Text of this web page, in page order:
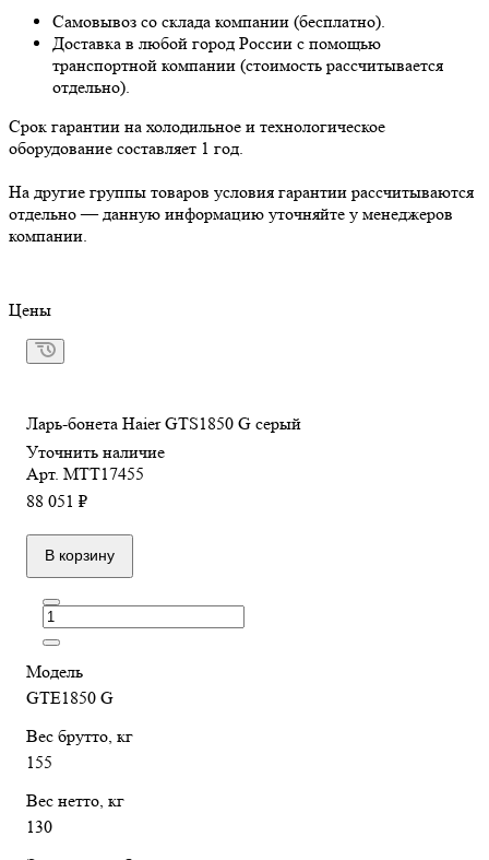
Самовывоз со склада компании (бесплатно).
Доставка в любой город России с помощью
транспортной компании (стоимость рассчитывается
отдельно).
Срок гарантии на холодильное и технологическое
оборудование составляет 1 год.
На другие группы товаров условия гарантии рассчитываются
отдельно — данную информацию уточняйте у менеджеров
компании.
Цены
Ларь-бонета Haier GTS1850 G серый
Уточнить наличие
Арт. МТТ17455
88 051 ₽
В корзину
Модель
GTE1850 G
Вес брутто, кг
155
Вес нетто, кг
130